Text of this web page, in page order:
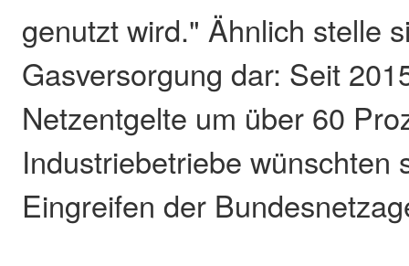
genutzt wird." Ähnlich stelle
Gasversorgung dar: Seit
Netzentgelte um über 60
Industriebetriebe wünschten
Eingreifen der